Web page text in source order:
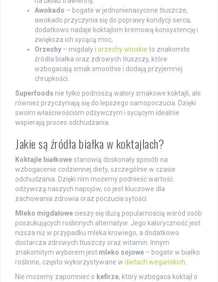
Awokado – bogate w jednonienasycone tłuszcze,
awokado przyczynia się do poprawy kondycji serca,
dodatkowo nadaje koktajlom kremową konsystencję i
zwiększa ich sycącą moc,
Orzechy – migdały i orzechy włoskie to znakomite
źródła białka oraz zdrowych tłuszczy, które
wzbogacają smak smoothie i dodają przyjemnej
chrupkości.
Superfoods nie tylko podnoszą walory smakowe koktajli, ale
również przyczyniają się do lepszego samopoczucia. Dzięki
swoim właściwościom odżywczym i sycącym idealnie
wspierają proces odchudzania.
Jakie są źródła białka w koktajlach?
Koktajle białkowestanowią doskonały sposób na
wzbogacenie codziennej diety, szczególnie w czasie
odchudzania. Dzięki nim możemy podnieść wartość
odżywczą naszych napojów, co jest kluczowe dla
zachowania zdrowia oraz poczucia sytości.
Mleko migdałowe cieszy się dużą popularnością wśród osób
poszukujących roślinnych alternatyw. Jego kaloryczność jest
niższa niż w przypadku mleka krowiego, a dodatkowo
dostarcza zdrowych tłuszczy oraz witamin. Innym
znakomitym wyborem jest mleko sojowe – bogate w białko
roślinne, często wykorzystywane w dietach wegańskich.
Nie możemy zapomnieć o kefirze, który wzbogaca koktajl o